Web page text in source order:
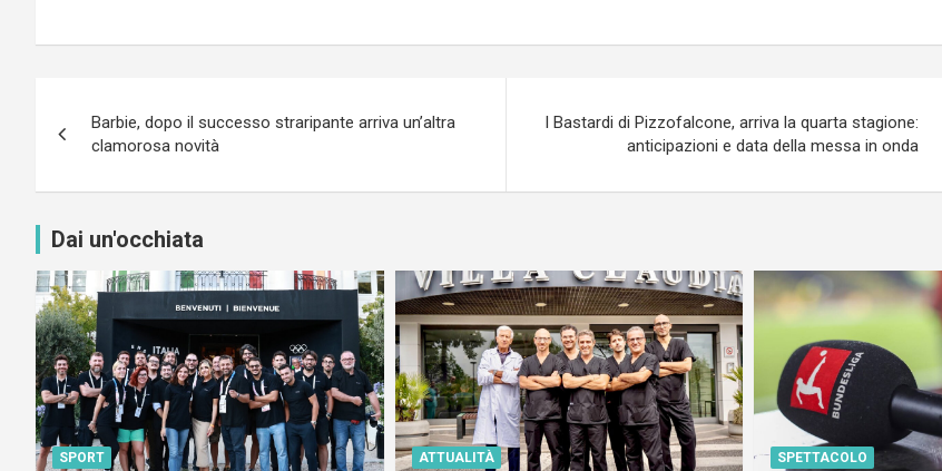
articoli
Barbie, dopo il successo straripante arriva un’altra
clamorosa novità
I Bastardi di Pizzofalcone, arriva la quarta stagione:
anticipazioni e data della messa in onda
Dai un'occhiata
SPORT ATTUALITÀ SPETTACOLO